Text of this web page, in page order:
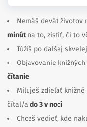
Nemáš deväť životov
minútna to, zistiť, či to
Túžiš po ďalšej
Objavovanie
čítanie
Miluješ zdieľať
čítal/a do 3 v noci
Chceš vedieť, kde